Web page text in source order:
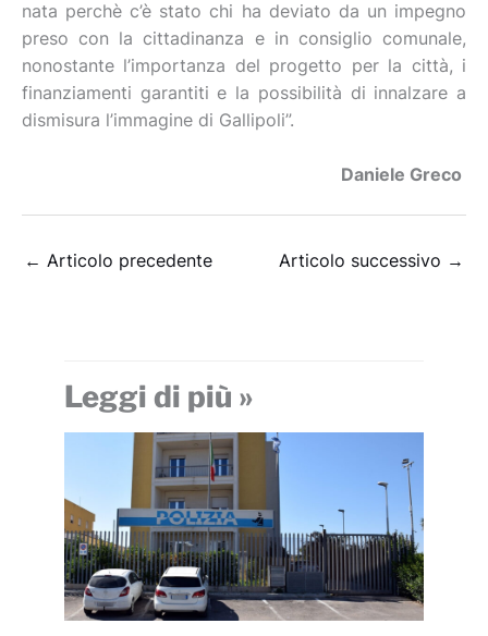
nata perchè c’è stato chi ha deviato da un impegno
preso con la cittadinanza e in consiglio comunale,
nonostante l’importanza del progetto per la città, i
finanziamenti garantiti e la possibilità di innalzare a
dismisura l’immagine di Gallipoli”.
Daniele Greco
← Articolo precedente Articolo successivo →
Leggi di più »